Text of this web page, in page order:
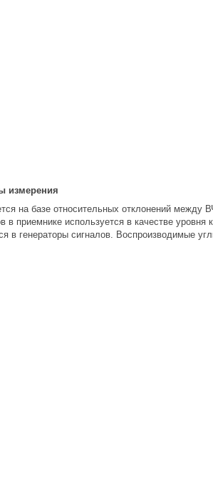
измерения
на базе относительных отклонений между
в приемнике используется в качестве
в генераторы сигналов. Воспроизводимые